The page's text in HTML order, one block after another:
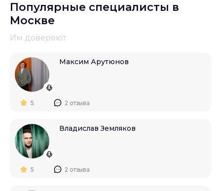
Популярные специалисты в
Москве
Им доверяют
Максим Арутюнов
5 2 отзыва
Владислав Земляков
5 2 отзыва